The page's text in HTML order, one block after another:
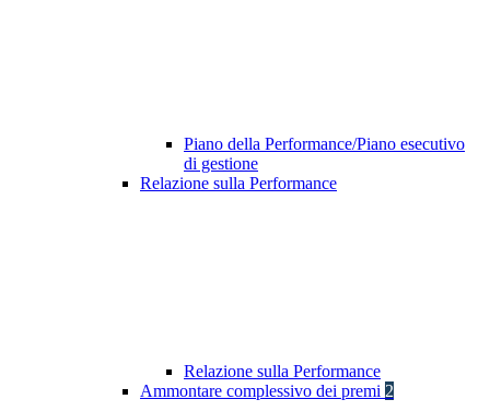
Piano della Performance/Piano esecutivo
di gestione
Relazione sulla Performance
Relazione sulla Performance
Ammontare complessivo dei premi 2